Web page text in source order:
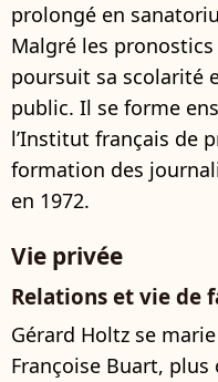
prolongé en
Malgré les
poursuit sa scolarité
public. Il se forme
l’Institut français de
formation des
en 1972.
Vie privée
Relations et vie de
Gérard Holtz se
Françoise Buart,